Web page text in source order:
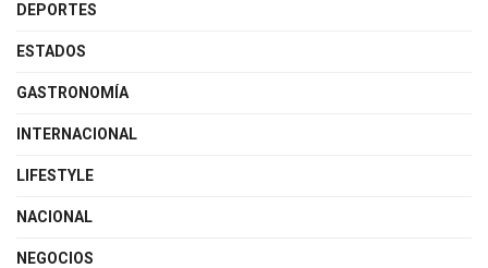
DEPORTES
ESTADOS
GASTRONOMÍA
INTERNACIONAL
LIFESTYLE
NACIONAL
NEGOCIOS